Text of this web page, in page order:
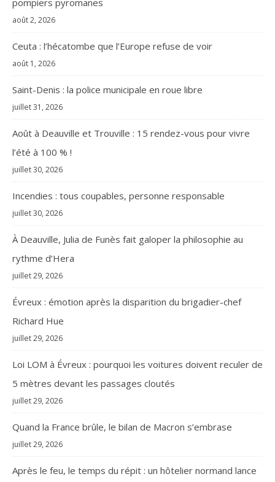
août 2, 2026
Ceuta : l’hécatombe que l’Europe refuse de voir
août 1, 2026
Saint-Denis : la police municipale en roue libre
juillet 31, 2026
Août à Deauville et Trouville : 15 rendez-vous pour vivre
l’été à 100 % !
juillet 30, 2026
Incendies : tous coupables, personne responsable
juillet 30, 2026
À Deauville, Julia de Funès fait galoper la philosophie au
rythme d’Hera
juillet 29, 2026
Évreux : émotion après la disparition du brigadier-chef
Richard Hue
juillet 29, 2026
Loi LOM à Évreux : pourquoi les voitures doivent reculer de
5 mètres devant les passages cloutés
juillet 29, 2026
Quand la France brûle, le bilan de Macron s’embrase
juillet 29, 2026
Après le feu, le temps du répit : un hôtelier normand lance